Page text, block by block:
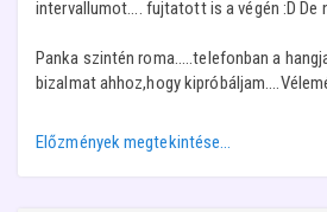
intervallumot.... fujtatott is a végén :D De
Panka szintén roma.....telefonban a
bizalmat ahhoz,hogy
Előzmények megtekintése…